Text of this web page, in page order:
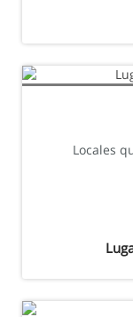
Locales